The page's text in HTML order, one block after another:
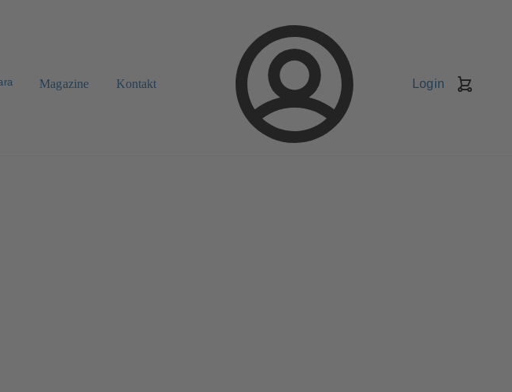
Magazine Kontakt Login